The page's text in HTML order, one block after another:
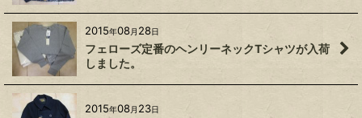
2015年08月 28日
フェローズ定番のヘンリーネックTシャツが入荷
しました。
2015年08月 23日